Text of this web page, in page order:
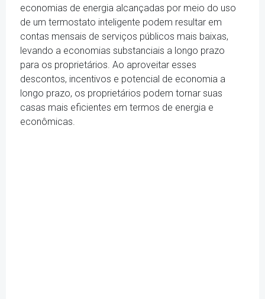
economias de energia alcançadas por meio do uso
de um termostato inteligente podem resultar em
contas mensais de serviços públicos mais baixas,
levando a economias substanciais a longo prazo
para os proprietários. Ao aproveitar esses
descontos, incentivos e potencial de economia a
longo prazo, os proprietários podem tornar suas
casas mais eficientes em termos de energia e
econômicas.